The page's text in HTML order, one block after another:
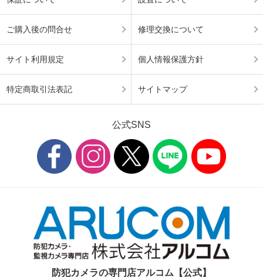
ご購入後の問合せ 修理交換について
サイト利用規定 個人情報保護方針
特定商取引法表記 サイトマップ
公式SNS
防犯カメラの専門店アルコム【公式】